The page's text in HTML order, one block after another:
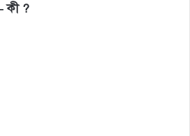
কী ?